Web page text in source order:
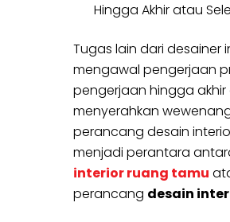
Hingga Akhir atau
Tugas lain dari desainer
mengawal pengerjaan
pengerjaan hingga akhir
menyerahkan
perancang desain
menjadi perantara
interior ruang tamu
perancang desain